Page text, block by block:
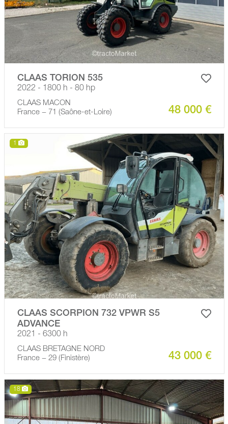
CLAAS TORION 535
2022 - 1800 h - 80 hp
CLAAS MACON
France − 71 (Saône-et-Loire)
48 000 €
1
CLAAS SCORPION 732 VPWR S5
ADVANCE
2021 - 6300 h
CLAAS BRETAGNE NORD
France − 29 (Finistère)
43 000 €
18